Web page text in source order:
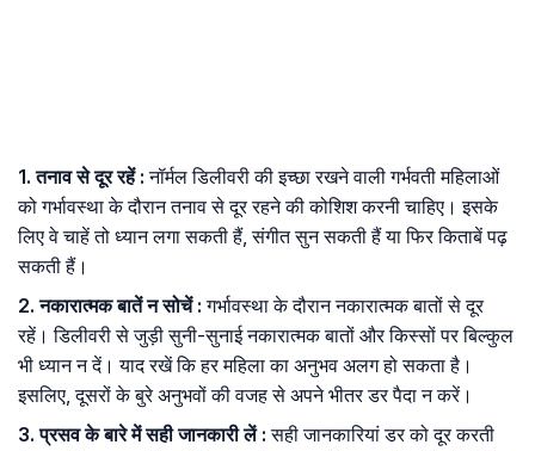
1. तनाव से दूर रहें : नॉर्मल डिलीवरी की इच्छा रखने वाली गर्भवती महिलाओं
को गर्भावस्था के दौरान तनाव से दूर रहने की कोशिश करनी चाहिए। इसके
लिए वे चाहें तो ध्यान लगा सकती हैं, संगीत सुन सकती हैं या फिर किताबें पढ़
सकती हैं।
2. नकारात्मक बातें न सोचें : गर्भावस्था के दौरान नकारात्मक बातों से दूर
रहें। डिलीवरी से जुड़ी सुनी-सुनाई नकारात्मक बातों और किस्सों पर बिल्कुल
भी ध्यान न दें। याद रखें कि हर महिला का अनुभव अलग हो सकता है।
इसलिए, दूसरों के बुरे अनुभवों की वजह से अपने भीतर डर पैदा न करें।
3. प्रसव के बारे में सही जानकारी लें : सही जानकारियां डर को दूर करती